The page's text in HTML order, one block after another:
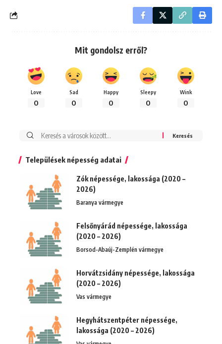
Mit gondolsz erről?
Love
0
Sad
0
Happy
0
Sleepy
0
Wink
0
Keresés:
Települések népesség adatai
Zók népessége, lakossága (2020 –
2026)
Baranya vármegye
Felsőnyárád népessége, lakossága
(2020 – 2026)
Borsod-Abaúj-Zemplén vármegye
Horvátzsidány népessége, lakossága
(2020 – 2026)
Vas vármegye
Hegyhátszentpéter népessége,
lakossága (2020 – 2026)